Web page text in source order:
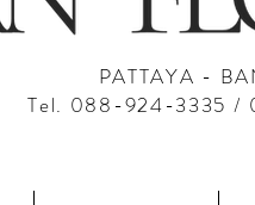
PATTAYA -
Tel. 088-924-3335 /